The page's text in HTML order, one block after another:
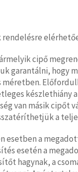
rendelésre
cipő
garantálni, hogy
méretben.
készlethiány
van másik cipőt
a
esetben a
esetén a
hagynak, a